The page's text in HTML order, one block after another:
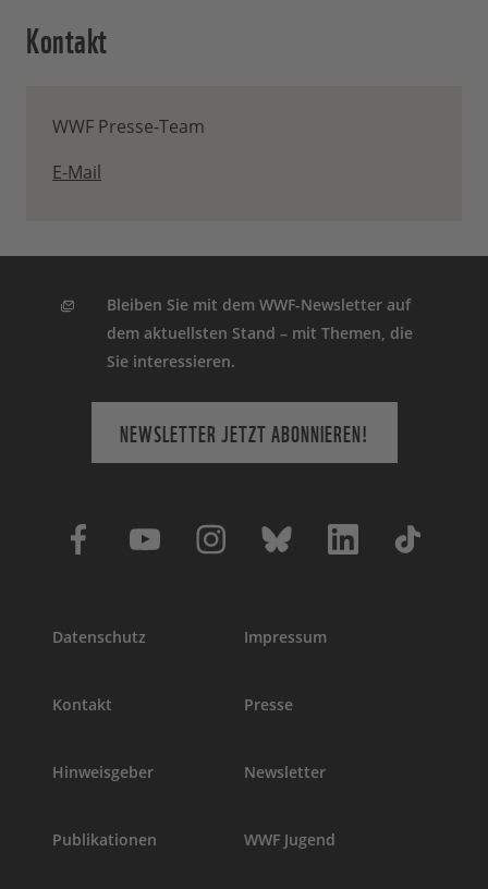
Kontakt
WWF Presse-Team
E-Mail
Bleiben Sie mit dem WWF-Newsletter auf
dem aktuellsten Stand – mit Themen, die
Sie interessieren.
NEWSLETTER JETZT ABONNIEREN!
Datenschutz Impressum
Kontakt Presse
Hinweisgeber Newsletter
Publikationen WWF Jugend